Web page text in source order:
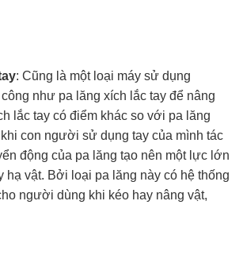
: Cũng là một loại máy sử dụng
như pa lăng xích lắc tay để nâng
lắc tay có điểm khác so với pa lăng
con người sử dụng tay của mình tác
động của pa lăng tạo nên một lực lớn
hạ vật. Bởi loại pa lăng này có hệ thống
người dùng khi kéo hay nâng vật,